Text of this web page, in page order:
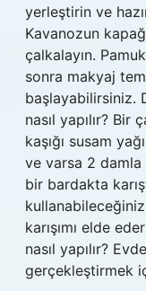
yerleştirin ve
Kavanozun
çalkalayın.
sonra makyaj
başlayabilirsiniz.
nasıl yapılır?
kaşığı susam
ve varsa 2 damla
bir bardakta
karışımı elde
nasıl yapılır?
gerçekleştirmek